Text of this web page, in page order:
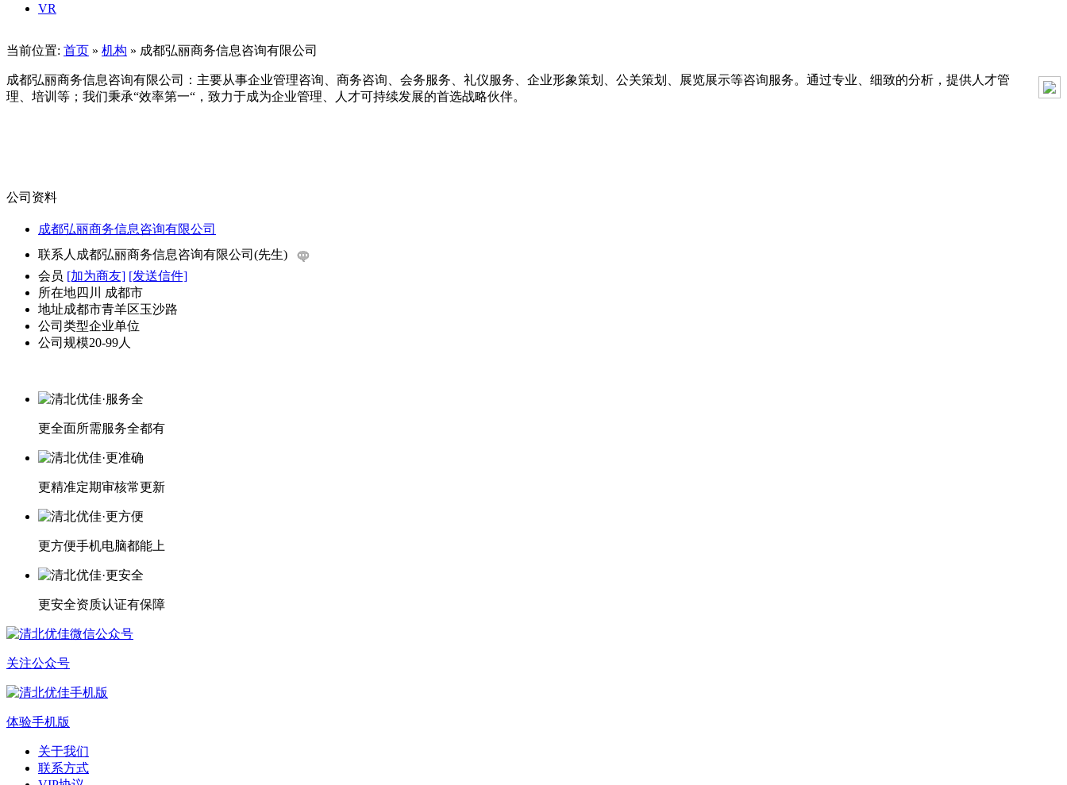
VR
当前位置: 首页 » 机构 » 成都弘丽商务信息咨询有限公司
成都弘丽商务信息咨询有限公司：主要从事企业管理咨询、商务咨询、会务服务、礼仪服务、企业形象策划、公关策划、展览展示等咨询服务。通过专业、细致的分析，提供人才管
理、培训等；我们秉承“效率第一“，致力于成为企业管理、人才可持续发展的首选战略伙伴。
公司资料
成都弘丽商务信息咨询有限公司
联系人成都弘丽商务信息咨询有限公司(先生)
会员 [加为商友] [发送信件]
所在地四川 成都市
地址成都市青羊区玉沙路
公司类型企业单位
公司规模20-99人
更全面所需服务全都有
更精准定期审核常更新
更方便手机电脑都能上
更安全资质认证有保障
关注公众号
体验手机版
关于我们
联系方式